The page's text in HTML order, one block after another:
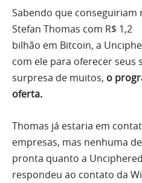
Sabendo que
Stefan Thomas com R$ 1,2
bilhão em Bitcoin, a
com ele para oferecer seus
surpresa de muitos, o
oferta.
Thomas já estaria em
empresas, mas nenhuma
pronta quanto a
respondeu ao contato da